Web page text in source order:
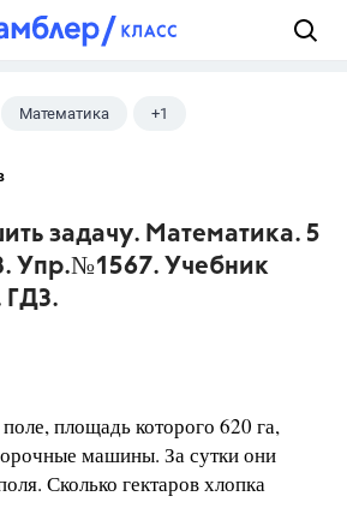
Математика +1
задачу. Математика. 5
Упр.№1567. Учебник
ГДЗ.
площадь которого 620 га,
машины. За сутки они
Сколько гектаров хлопка